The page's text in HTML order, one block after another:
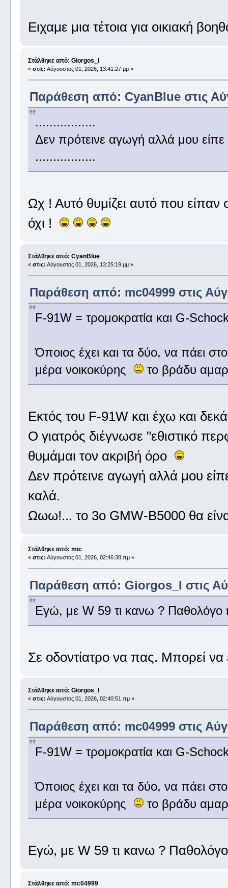
Ειχαμε μια τέτοια για οικιακή
Στάλθηκε από: Giorgos_I
« στις: Αύγουστος 01, 2026, 13:41:27 μμ »
Παράθεση από: CyanBlue στις
.................
Δεν πρότεινε αγωγή αλλά μου είπε
.................
Ωχ ! Αυτό θυμίζει αυτό που
όχι !
Στάλθηκε από: CyanBlue
« στις: Αύγουστος 01, 2026, 13:25:19 μμ »
Παράθεση από: mc04999 στις
F-91W = τρομοκρατία και G-
Όποιος έχει και τα δύο, να πάει
μέρα νοικοκύρης
το βράδυ
Εκτός του F-91W και έχω και
Ο γιατρός διέγνωσε "εθιστικό
θυμάμαι τον ακριβή όρο
Δεν πρότεινε αγωγή αλλά μου
καλά.
Ωωω!... το 3ο GMW-B5000 θα
Στάλθηκε από: mic
« στις: Αύγουστος 01, 2026, 02:46:38 πμ »
Παράθεση από: Giorgos_I στις
Εγώ, με W 59 τι κανω ?
Σε οδοντίατρο να πας. Μπορεί
Στάλθηκε από: Giorgos_I
« στις: Αύγουστος 01, 2026, 02:40:51 πμ »
Παράθεση από: mc04999 στις
F-91W = τρομοκρατία και G-
Όποιος έχει και τα δύο, να πάει
μέρα νοικοκύρης
το βράδυ
Εγώ, με W 59 τι κανω ?
Στάλθηκε από: mc04999